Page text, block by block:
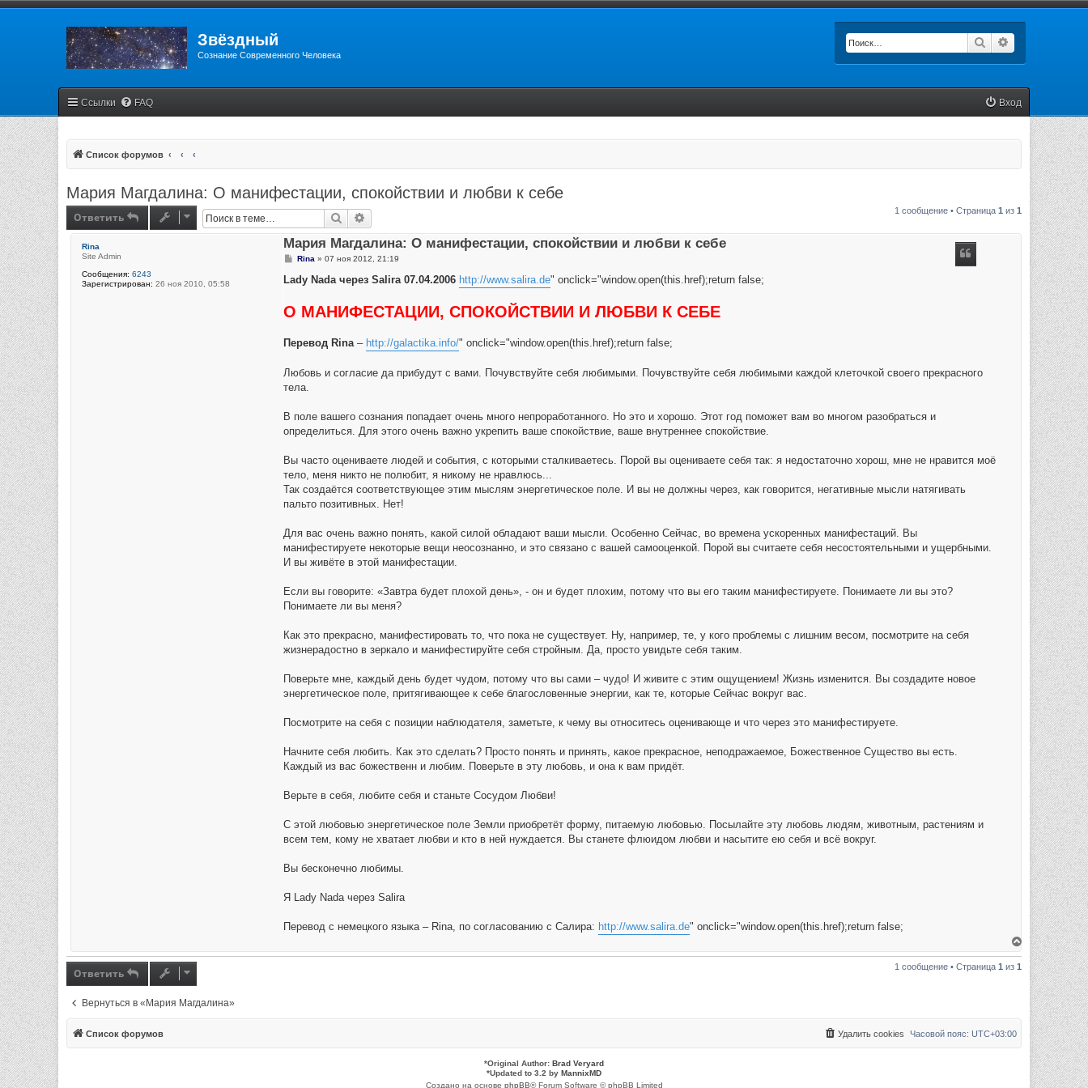
Звёздный
Сознание Современного Человека
Поиск
Ссылки FAQ Вход
Список форумов
Мария Магдалина: О манифестации, спокойствии и любви к себе
Ответить Поиск 1 сообщение • Страница 1 из 1
Rina
Site Admin
Сообщения: 6243
Зарегистрирован: 26 ноя 2010, 05:58
Мария Магдалина: О манифестации, спокойствии и любви к себе
С
о
е
н
Rina » 07 ноя 2012, 21:19
Lady Nada через Salira 07.04.2006 http://www.salira.de" onclick="window.open(this.href);return false;
О МАНИФЕСТАЦИИ, СПОКОЙСТВИИ И ЛЮБВИ К СЕБЕ
Перевод Rina– http://galactika.info/" onclick="window.open(this.href);return false;
Любовь и согласие да прибудут с вами. Почувствуйте себя любимыми. Почувствуйте себя любимыми каждой клеточкой своего прекрасного
тела.
В поле вашего сознания попадает очень много непроработанного. Но это и хорошо. Этот год поможет вам во многом разобраться и
определиться. Для этого очень важно укрепить ваше спокойствие, ваше внутреннее спокойствие.
Вы часто оцениваете людей и события, с которыми сталкиваетесь. Порой вы оцениваете себя так: я недостаточно хорош, мне не нравится моё
тело, меня никто не полюбит, я никому не нравлюсь...
Так создаётся соответствующее этим мыслям энергетическое поле. И вы не должны через, как говорится, негативные мысли натягивать
пальто позитивных. Нет!
Для вас очень важно понять, какой силой обладают ваши мысли. Особенно Сейчас, во времена ускоренных манифестаций. Вы
манифестируете некоторые вещи неосознанно, и это связано с вашей самооценкой. Порой вы считаете себя несостоятельными и ущербными.
И вы живёте в этой манифестации.
Если вы говорите: «Завтра будет плохой день», - он и будет плохим, потому что вы его таким манифестируете. Понимаете ли вы это?
Понимаете ли вы меня?
Как это прекрасно, манифестировать то, что пока не существует. Ну, например, те, у кого проблемы с лишним весом, посмотрите на себя
жизнерадостно в зеркало и манифестируйте себя стройным. Да, просто увидьте себя таким.
Поверьте мне, каждый день будет чудом, потому что вы сами – чудо! И живите с этим ощущением! Жизнь изменится. Вы создадите новое
энергетическое поле, притягивающее к себе благословенные энергии, как те, которые Сейчас вокруг вас.
Посмотрите на себя с позиции наблюдателя, заметьте, к чему вы относитесь оценивающе и что через это манифестируете.
Начните себя любить. Как это сделать? Просто понять и принять, какое прекрасное, неподражаемое, Божественное Существо вы есть.
Каждый из вас божественн и любим. Поверьте в эту любовь, и она к вам придёт.
Верьте в себя, любите себя и станьте Сосудом Любви!
С этой любовью энергетическое поле Земли приобретёт форму, питаемую любовью. Посылайте эту любовь людям, животным, растениям и
всем тем, кому не хватает любви и кто в ней нуждается. Вы станете флюидом любви и насытите ею себя и всё вокруг.
Вы бесконечно любимы.
Я Lady Nada через Salira
Перевод с немецкого языка – Rina, по согласованию с Салира: http://www.salira.de" onclick="window.open(this.href);return false;
В
Ответить 1 сообщение • Страница 1 из 1
Вернуться в «Мария Магдалина»
Список форумов Часовой пояс: UTC+03:00
Удалить cookies
*Original Author: Brad Veryard
*Updated to 3.2 by MannixMD
Создано на основе phpBB® Forum Software © phpBB Limited